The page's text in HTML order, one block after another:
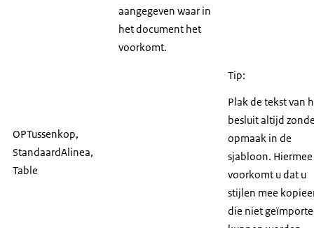
aangegeven waar in
het document het
voorkomt.
OPTussenkop,
StandaardAlinea,
Table
Tip:
Plak de tekst van
besluit altijd
opmaak in de
sjabloon. Hiermee
voorkomt u dat u
stijlen mee
die niet